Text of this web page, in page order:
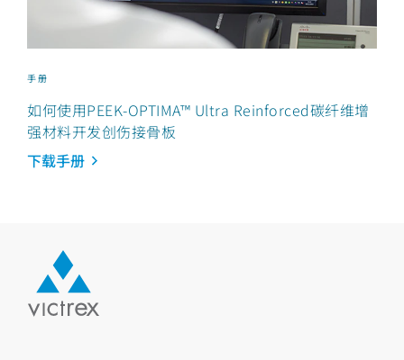
手册
如何使用PEEK-OPTIMA™ Ultra Reinforced碳纤维增
强材料开发创伤接骨板
下载手册